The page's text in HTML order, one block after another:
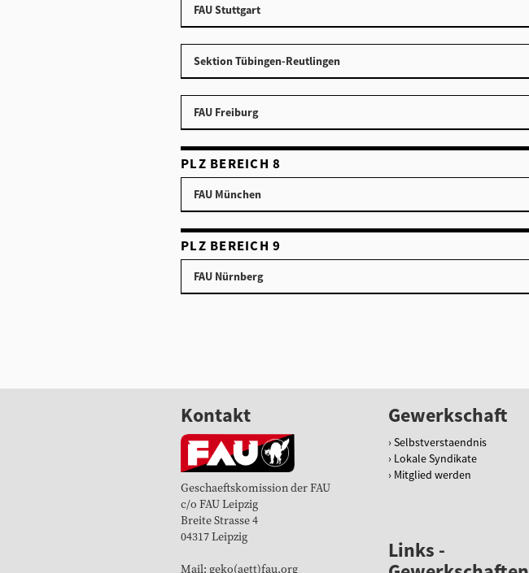
FAU Stuttgart
Sektion Tübingen-Reutlingen
FAU Freiburg
PLZ BEREICH 8
FAU München
PLZ BEREICH 9
FAU Nürnberg
Kontakt
Geschaeftskomission der FAU
c/o FAU Leipzig
Breite Strasse 4
04317 Leipzig
Mail: geko(aett)fau.org
Gewerkschaft
Selbstverstaendnis
Lokale Syndikate
Mitglied werden
Links -